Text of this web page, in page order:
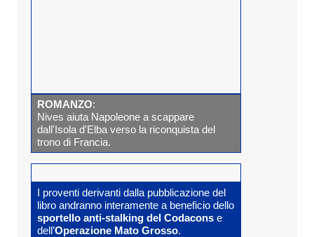
ROMANZO:
Nives aiuta Napoleone a scappare
dall'Isola d'Elba verso la riconquista del
trono di Francia.
I proventi derivanti dalla pubblicazione del
libro andranno interamente a beneficio dello
sportello anti-stalking del Codaconse
dell’Operazione Mato Grosso.